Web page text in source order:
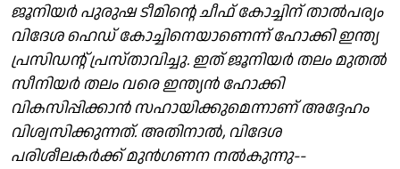
ജൂനിയർ പുരുഷ ടീമിന്റെ ചീഫ് കോച്ചിന് താൽപര്യം
വിദേശ ഹെഡ് കോച്ചിനെയാണെന്ന് ഹോക്കി ഇന്ത്യ
പ്രസിഡന്റ് പ്രസ്താവിച്ചു. ഇത് ജൂനിയർ തലം മുതൽ
സീനിയർ തലം വരെ ഇന്ത്യൻ ഹോക്കി
വികസിപ്പിക്കാൻ സഹായിക്കുമെന്നാണ് അദ്ദേഹം
വിശ്വസിക്കുന്നത്. അതിനാൽ, വിദേശ
പരിശീലകർക്ക് മുൻഗണന നൽകുന്നു--